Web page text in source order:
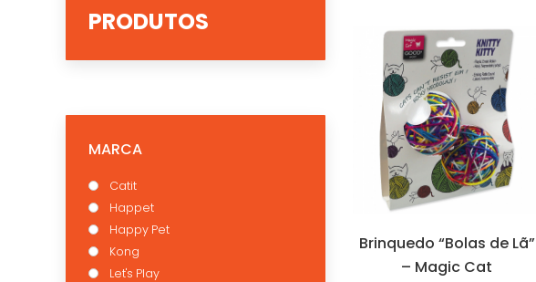
Brinquedo “Bolas de Lã”
– Magic Cat
PRODUTOS
MARCA
Catit
Happet
Happy Pet
Kong
Let's Play